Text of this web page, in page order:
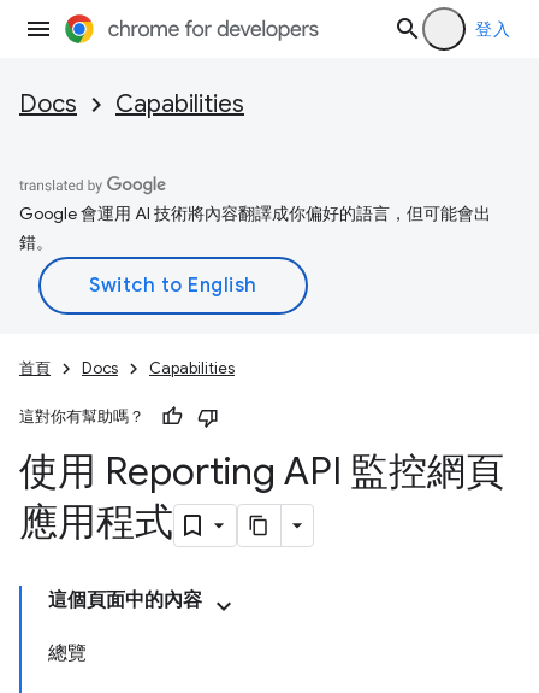
登入
Docs Capabilities
Google 會運用 AI 技術將內容翻譯成你偏好的語言，但可能會出
錯。
首頁 Docs Capabilities
這對你有幫助嗎？
使用 Reporting API 監控網頁
應用程式
這個頁面中的內容
總覽